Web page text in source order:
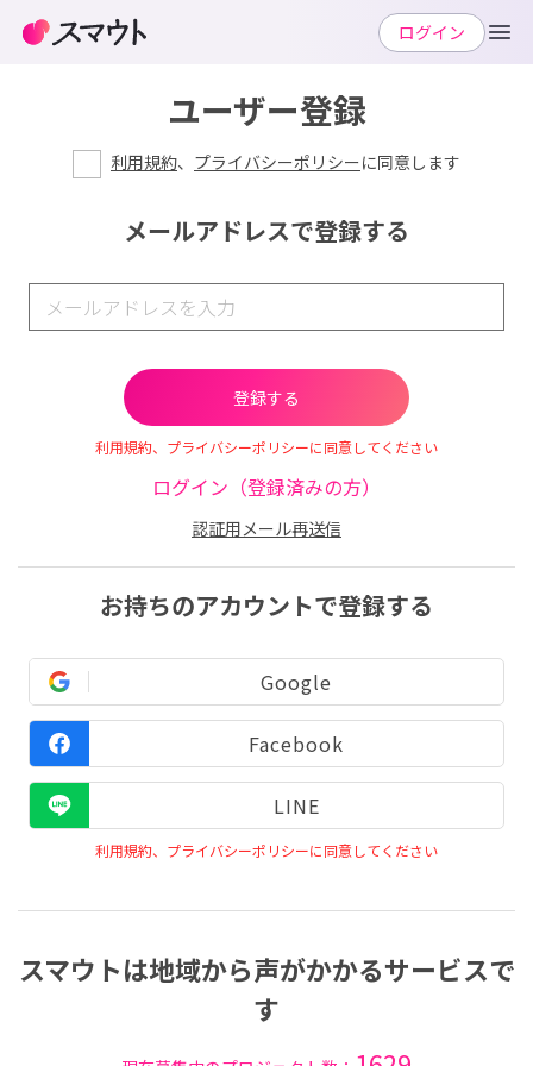
ユーザー登録
利用規約、 プライバシーポリシーに同意します
メールアドレスで登録する
利用規約、プライバシーポリシーに同意してください
ログイン（登録済みの方）
認証用メール再送信
お持ちのアカウントで登録する
Google
Facebook
LINE
利用規約、プライバシーポリシーに同意してください
スマウトは地域から声がかかるサービスで
す
ログイン